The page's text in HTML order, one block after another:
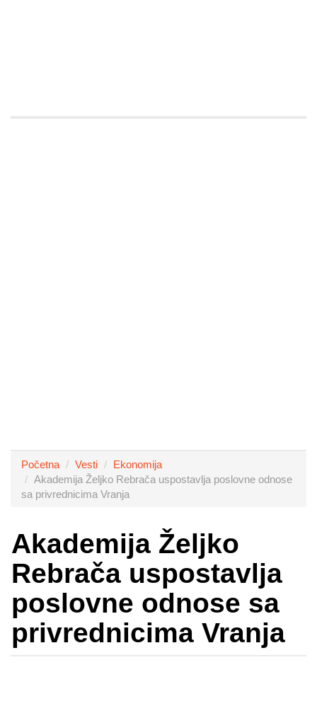
Početna Vesti
Ekonomija
Akademija Željko Rebrača uspostavlja poslovne odnose
sa privrednicima Vranja
Akademija Željko
Rebrača uspostavlja
poslovne odnose sa
privrednicima Vranja